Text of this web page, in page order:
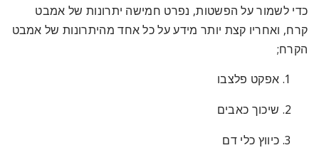
כדי לשמור על הפשטות, נפרט חמישה יתרונות של אמבט
קרח, ואחריו קצת יותר מידע על כל אחד מהיתרונות של אמבט
הקרח;
אפקט פלצבו
שיכוך כאבים
כיווץ כלי דם